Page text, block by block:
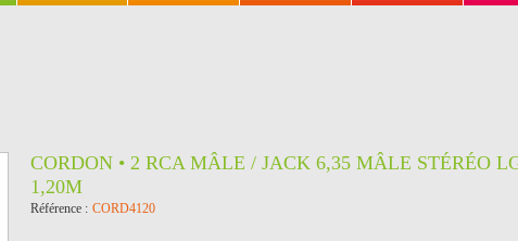
CORDON • 2 RCA MÂLE / JACK 6,35 MÂLE STÉRÉO
1,20M
Référence : CORD4120